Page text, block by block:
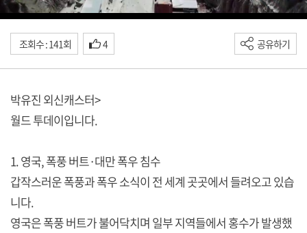
조회수 : 141회 4 공유하기
박유진 외신캐스터>
월드 투데이입니다.
1. 영국, 폭풍 버트·대만 폭우 침수
갑작스러운 폭풍과 폭우 소식이 전 세계 곳곳에서 들려오고 있습
니다.
영국은 폭풍 버트가 불어닥치며 일부 지역들에서 홍수가 발생했